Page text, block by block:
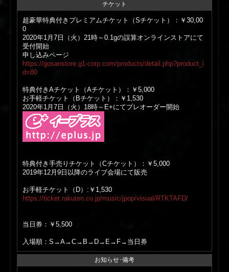
チケット
超豪華特典付きプレミアムチケット（Sチケット）：￥30,00
0
2020年1月7日（火）21時～0.1gの誤算オンラインストアにて
受付開始
申し込みページ
https://gosanstore.g1-corp.com/products/detail.php?product_i
d=80
特典付きAチケット（Aチケット）：￥5,000
お手軽チケット（Bチケット）：￥1,530
2020年1月7日（火）18時～E+にてプレオーダー開始
特典付き手売りチケット（Cチケット）：￥5,000
2019年12月9日以降のライブ会場にて販売
お手軽チケット（D）:￥1,530
https://ticket.rakuten.co.jp/music/jpop/visual/RTKTAFD/
当日券：￥5,500
入場順：S→A→C→B→D→E→F→当日券
お知らせ･備考